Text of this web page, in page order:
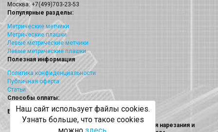
Москва: +7(499)703-23-53
Популярные разделы:
Метрические метчики
Метрические плашки
Левые метрические метчики
Левые метрические плашки
Полезная информация
Политика конфиденциальности
Публичная оферта
Статьи
Способы оплаты:
Безналичный платеж
Volkel (Волкел) метчики, плашки, наборы для нарезания и
Наш сайт использует файлы cookies.
Узнать больше, что такое cookies